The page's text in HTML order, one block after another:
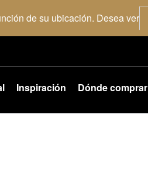
de su ubicación. Desea ver
Inspiración Dónde comprar